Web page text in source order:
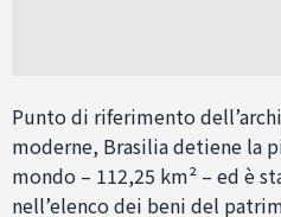
Punto di riferimento
moderne, Brasilia detiene la
mondo – 112,25 km² – ed è
nell’elenco dei beni del